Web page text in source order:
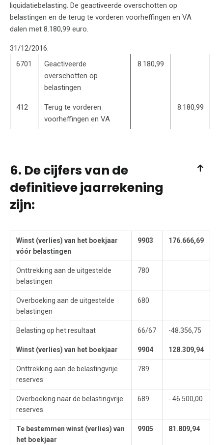
liquidatiebelasting. De geactiveerde overschotten op
belastingen en de terug te vorderen voorheffingen en VA
dalen met 8.180,99 euro.
31/12/2016:
6701
Geactiveerde
overschotten op
belastingen
8.180,99
412
Terug te vorderen
voorheffingen en VA
8.180,99
6. De cijfers van de
definitieve jaarrekening
zijn:
Winst (verlies) van het boekjaar
vóór belastingen
9903 176.666,69
Onttrekking aan de uitgestelde
belastingen
780
Overboeking aan de uitgestelde
belastingen
680
Belasting op het resultaat 66/67 -48.356,75
Winst (verlies) van het boekjaar 9904 128.309,94
Onttrekking aan de belastingvrije
reserves
789
Overboeking naar de belastingvrije
reserves
689 - 46.500,00
Te bestemmen winst (verlies) van
het boekjaar
9905 81.809,94